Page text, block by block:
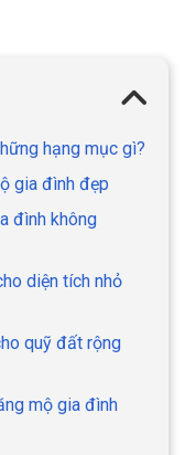
hạng mục gì?
gia đình đẹp
đình không
diện tích nhỏ
quỹ đất rộng
mộ gia đình